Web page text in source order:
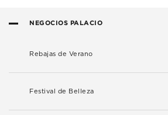
NEGOCIOS PALACIO
Rebajas de Verano
Festival de Belleza